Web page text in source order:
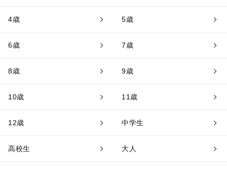
4歳 5歳
6歳 7歳
8歳 9歳
10歳 11歳
12歳 中学生
高校生 大人